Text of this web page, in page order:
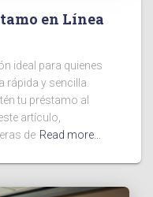
en Línea
ideal para quienes
rápida y sencilla.
tu préstamo al
artículo,
de Read more…